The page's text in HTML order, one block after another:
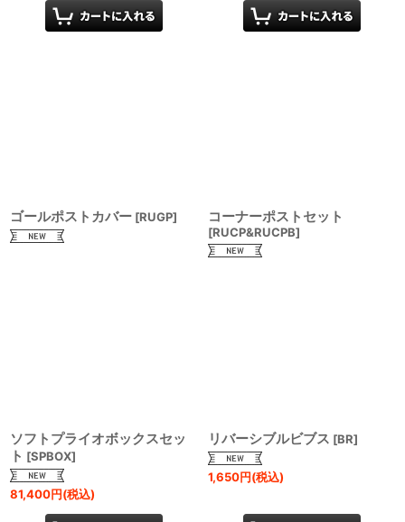
ゴールポストカバー [RUGP] コーナーポストセット
[RUCP&RUCPB]
ソフトプライオボックスセッ
ト [SPBOX]
81,400円(税込)
リバーシブルビブス [BR]
1,650円(税込)